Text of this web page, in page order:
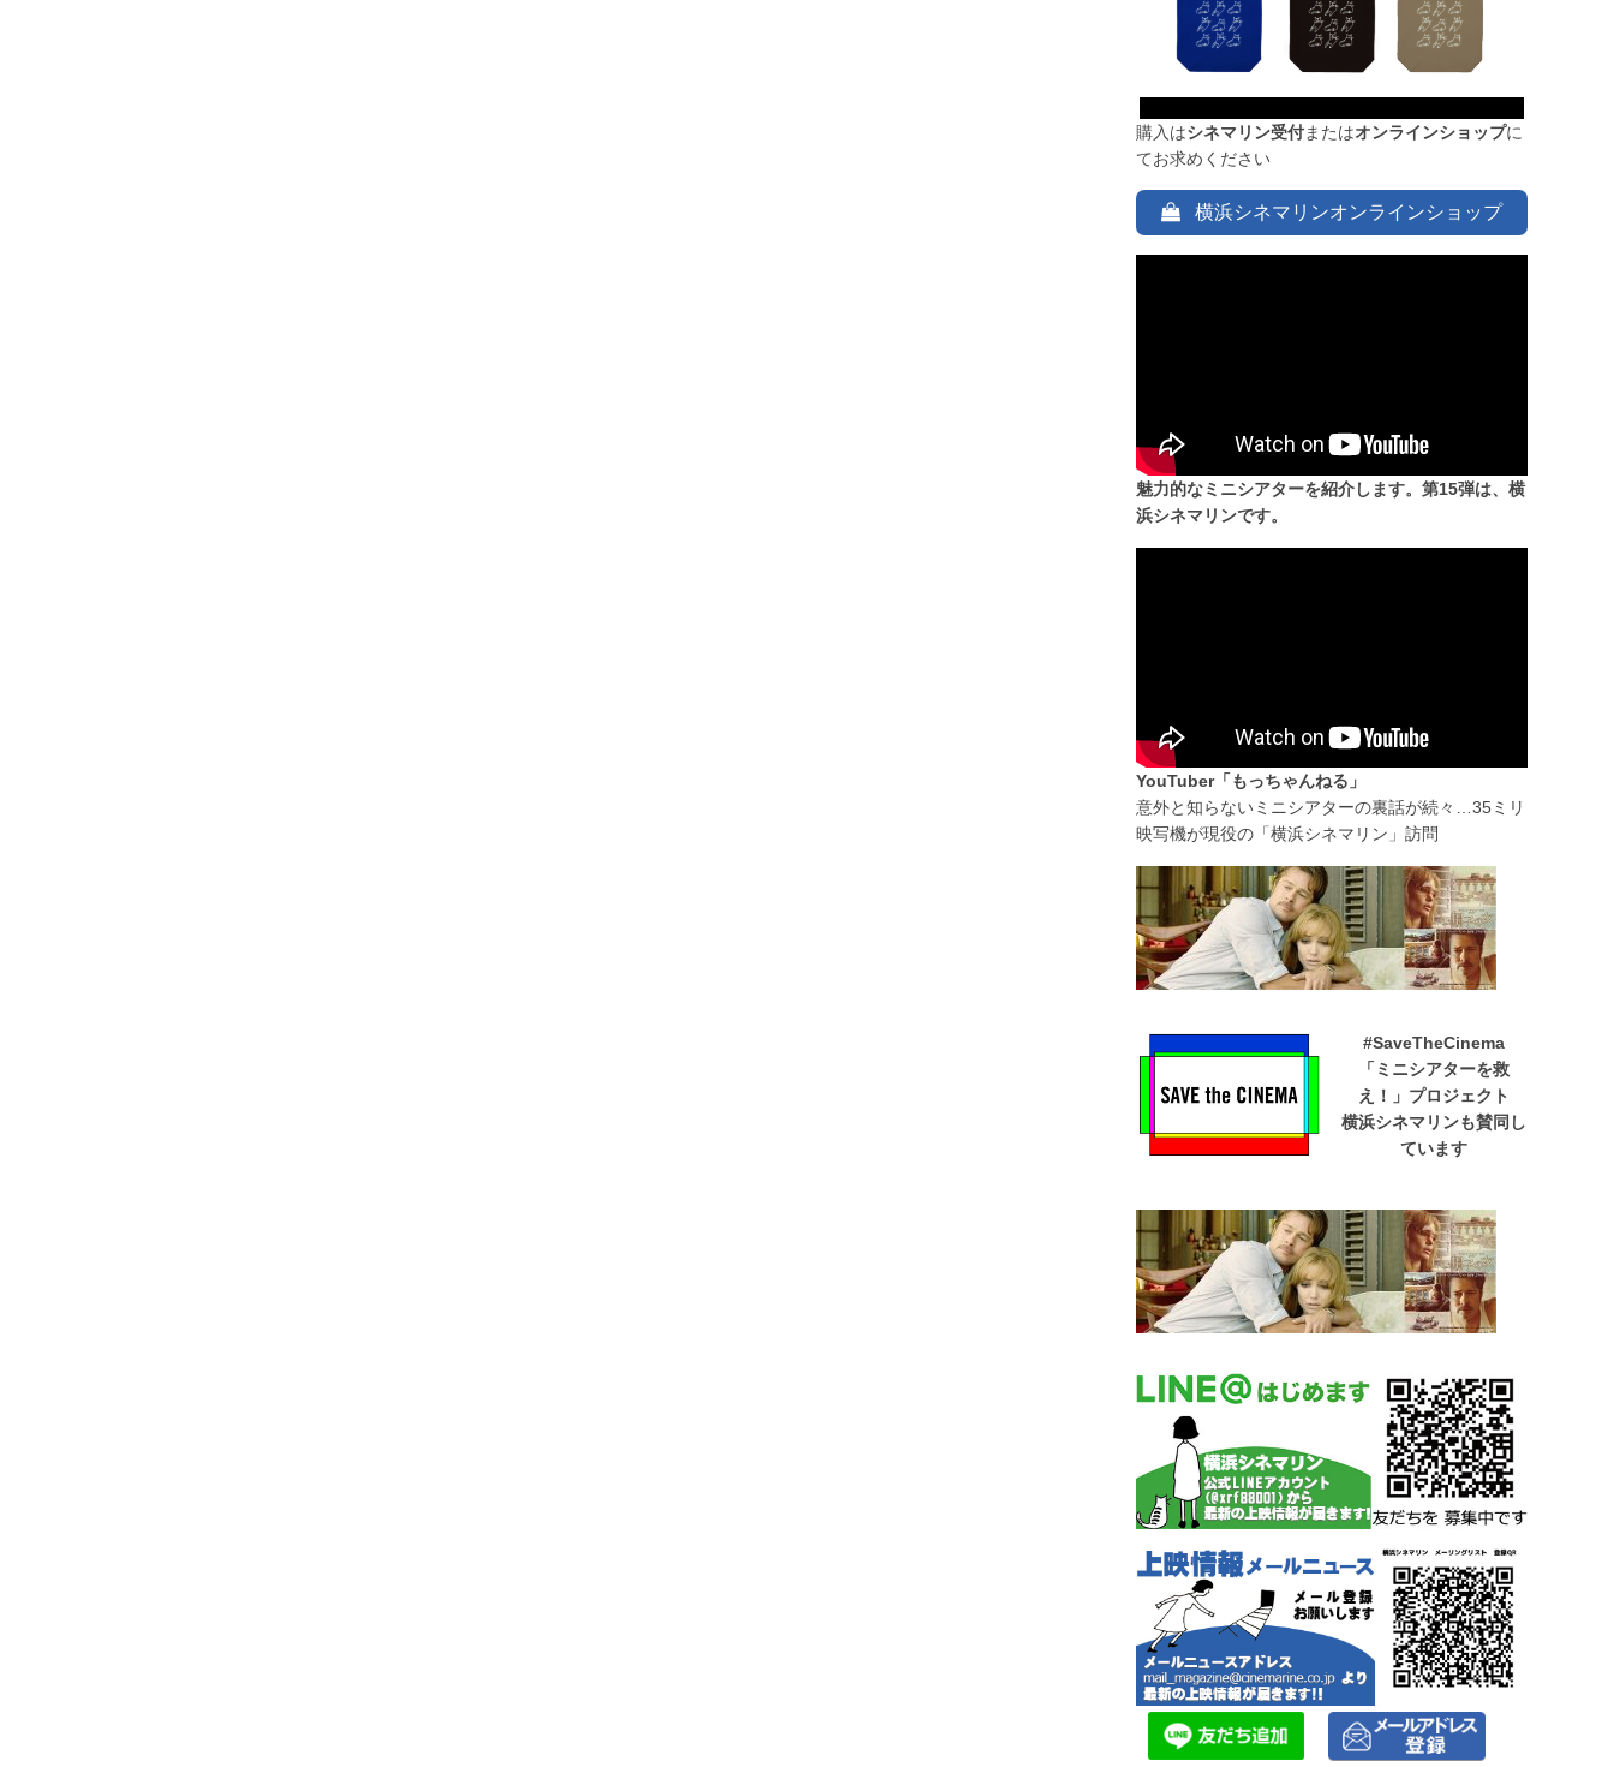
購入はシネマリン受付またはオンラインショップに
てお求めください
横浜シネマリンオンラインショップ
魅力的なミニシアターを紹介します。第15弾は、横
浜シネマリンです。
YouTuber「もっちゃんねる」
意外と知らないミニシアターの裏話が続々…35ミリ
映写機が現役の「横浜シネマリン」訪問
#SaveTheCinema
「ミニシアターを救
え！」プロジェクト
横浜シネマリンも賛同し
ています